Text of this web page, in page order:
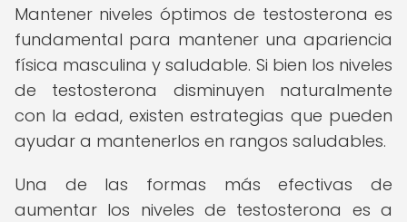
Mantener niveles óptimos de testosterona es
fundamental para mantener una apariencia
física masculina y saludable. Si bien los niveles
de testosterona disminuyen naturalmente
con la edad, existen estrategias que pueden
ayudar a mantenerlos en rangos saludables.
Una de las formas más efectivas de
aumentar los niveles de testosterona es a